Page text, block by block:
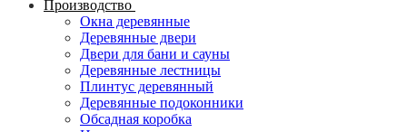
Производство
Окна деревянные
Деревянные двери
Двери для бани и сауны
Деревянные лестницы
Плинтус деревянный
Деревянные подоконники
Обсадная коробка